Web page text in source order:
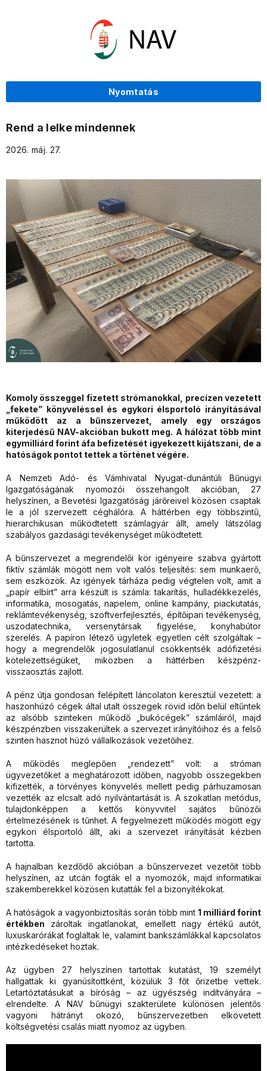
Nyomtatás
Rend a lelke mindennek
2026. máj. 27.
Komoly összeggel fizetett strómanokkal, precízen vezetett
„fekete” könyveléssel és egykori élsportoló irányításával
működött az a bűnszervezet, amely egy országos
kiterjedésű NAV-akcióban bukott meg. A hálózat több mint
egymilliárd forint áfa befizetését igyekezett kijátszani, de a
hatóságok pontot tettek a történet végére.
A Nemzeti Adó- és Vámhivatal Nyugat-dunántúli Bűnügyi
Igazgatóságának nyomozói összehangolt akcióban, 27
helyszínen, a Bevetési Igazgatóság járőreivel közösen csaptak
le a jól szervezett céghálóra. A háttérben egy többszintű,
hierarchikusan működtetett számlagyár állt, amely látszólag
szabályos gazdasági tevékenységet működtetett.
A bűnszervezet a megrendelői kör igényeire szabva gyártott
fiktív számlák mögött nem volt valós teljesítés: sem munkaerő,
sem eszközök. Az igények tárháza pedig végtelen volt, amit a
„papír elbírt” arra készült is számla: takarítás, hulladékkezelés,
informatika, mosogatás, napelem, online kampány, piackutatás,
reklámtevékenység, szoftverfejlesztés, építőipari tevékenység,
uszodatechnika, versenytársak figyelése, konyhabútor
szerelés. A papíron létező ügyletek egyetlen célt szolgáltak –
hogy a megrendelők jogosulatlanul csökkentsék adófizetési
kötelezettségüket, miközben a háttérben készpénz-
visszaosztás zajlott.
A pénz útja gondosan felépített láncolaton keresztül vezetett: a
haszonhúzó cégek által utalt összegek rövid időn belül eltűntek
az alsóbb szinteken működő „bukócégek” számláiról, majd
készpénzben visszakerültek a szervezet irányítóihoz és a felső
szinten hasznot húzó vállalkozások vezetőihez.
A működés meglepően „rendezett” volt: a stróman
ügyvezetőket a meghatározott időben, nagyobb összegekben
kifizették, a törvényes könyvelés mellett pedig párhuzamosan
vezették az elcsalt adó nyilvántartását is. A szokatlan metódus,
tulajdonképpen a kettős könyvvitel sajátos bűnözői
értelmezésének is tűnhet. A fegyelmezett működés mögött egy
egykori élsportoló állt, aki a szervezet irányítását kézben
tartotta.
A hajnalban kezdődő akcióban a bűnszervezet vezetőit több
helyszínen, az utcán fogták el a nyomozók, majd informatikai
szakemberekkel közösen kutatták fel a bizonyítékokat.
A hatóságok a vagyonbiztosítás során több mint 1 milliárd forint
értékben zároltak ingatlanokat, emellett nagy értékű autót,
luxuskarórákat foglaltak le, valamint bankszámlákkal kapcsolatos
intézkedéseket hoztak.
Az ügyben 27 helyszínen tartottak kutatást, 19 személyt
hallgattak ki gyanúsítottként, közülük 3 főt őrizetbe vettek.
Letartóztatásukat a bíróság – az ügyészség indítványára –
elrendelte. A NAV bűnügyi szakterülete különösen jelentős
vagyoni hátrányt okozó, bűnszervezetben elkövetett
költségvetési csalás miatt nyomoz az ügyben.